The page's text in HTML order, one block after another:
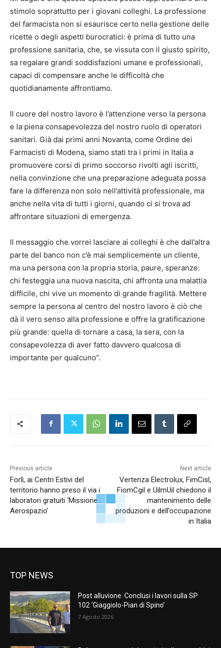
stimolo soprattutto per i giovani colleghi. La professione
del farmacista non si esaurisce certo nella gestione delle
ricette o degli aspetti burocratici: è prima di tutto una
professione sanitaria, che, se vissuta con il giusto spirito,
sa regalare grandi soddisfazioni umane e professionali,
capaci di compensare anche le difficoltà che
quotidianamente affrontiamo.
Il cuore del nostro lavoro è l’attenzione verso la persona
e la piena consapevolezza del nostro ruolo di operatori
sanitari. Già dai primi anni Novanta, come Ordine dei
Farmacisti di Modena, siamo stati tra i primi in Italia a
promuovere corsi di primo soccorso rivolti agli iscritti,
nella convinzione che una preparazione adeguata possa
fare la differenza non solo nell’attività professionale, ma
anche nella vita di tutti i giorni, quando ci si trova ad
affrontare situazioni di emergenza.
Il messaggio che vorrei lasciare ai colleghi è che dall’altra
parte del banco non c’è mai semplicemente un cliente,
ma una persona con la propria storia, paure, speranze:
chi festeggia una nuova nascita, chi affronta una malattia
difficile, chi vive un momento di grande fragilità. Mettere
sempre la persona al centro del nostro lavoro è ciò che
dà il vero senso alla professione e offre la gratificazione
più grande: quella di tornare a casa, la sera, con la
consapevolezza di aver fatto davvero qualcosa di
importante per qualcuno”.
Previous article
Forlì, ai Centri Estivi del
territorio hanno preso il via i
laboratori gratuiti ‘Missione
Aerospazio’
Next article
Vertenza Electrolux, FimCisl,
FiomCgil e UilmUil chiedono il
mantenimento delle
produzioni e dell’occupazione
in Italia
TOP NEWS
Post alluvione. Conclusi i lavori sulla SP
102 ‘Giaggiolo-Pian di Spino’
7 Agosto 2026